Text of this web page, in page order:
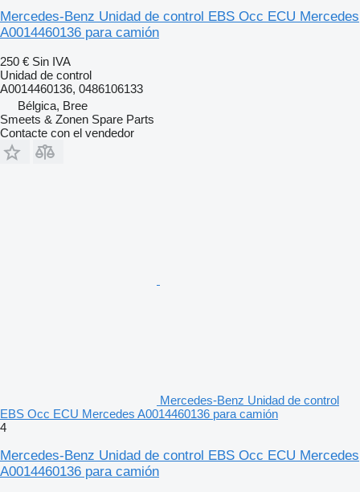
Mercedes-Benz Unidad de control EBS Occ ECU Mercedes
A0014460136 para camión
250 € Sin IVA
Unidad de control
A0014460136, 0486106133
Bélgica, Bree
Smeets & Zonen Spare Parts
Contacte con el vendedor
Mercedes-Benz Unidad de control
EBS Occ ECU Mercedes A0014460136 para camión
4
Mercedes-Benz Unidad de control EBS Occ ECU Mercedes
A0014460136 para camión